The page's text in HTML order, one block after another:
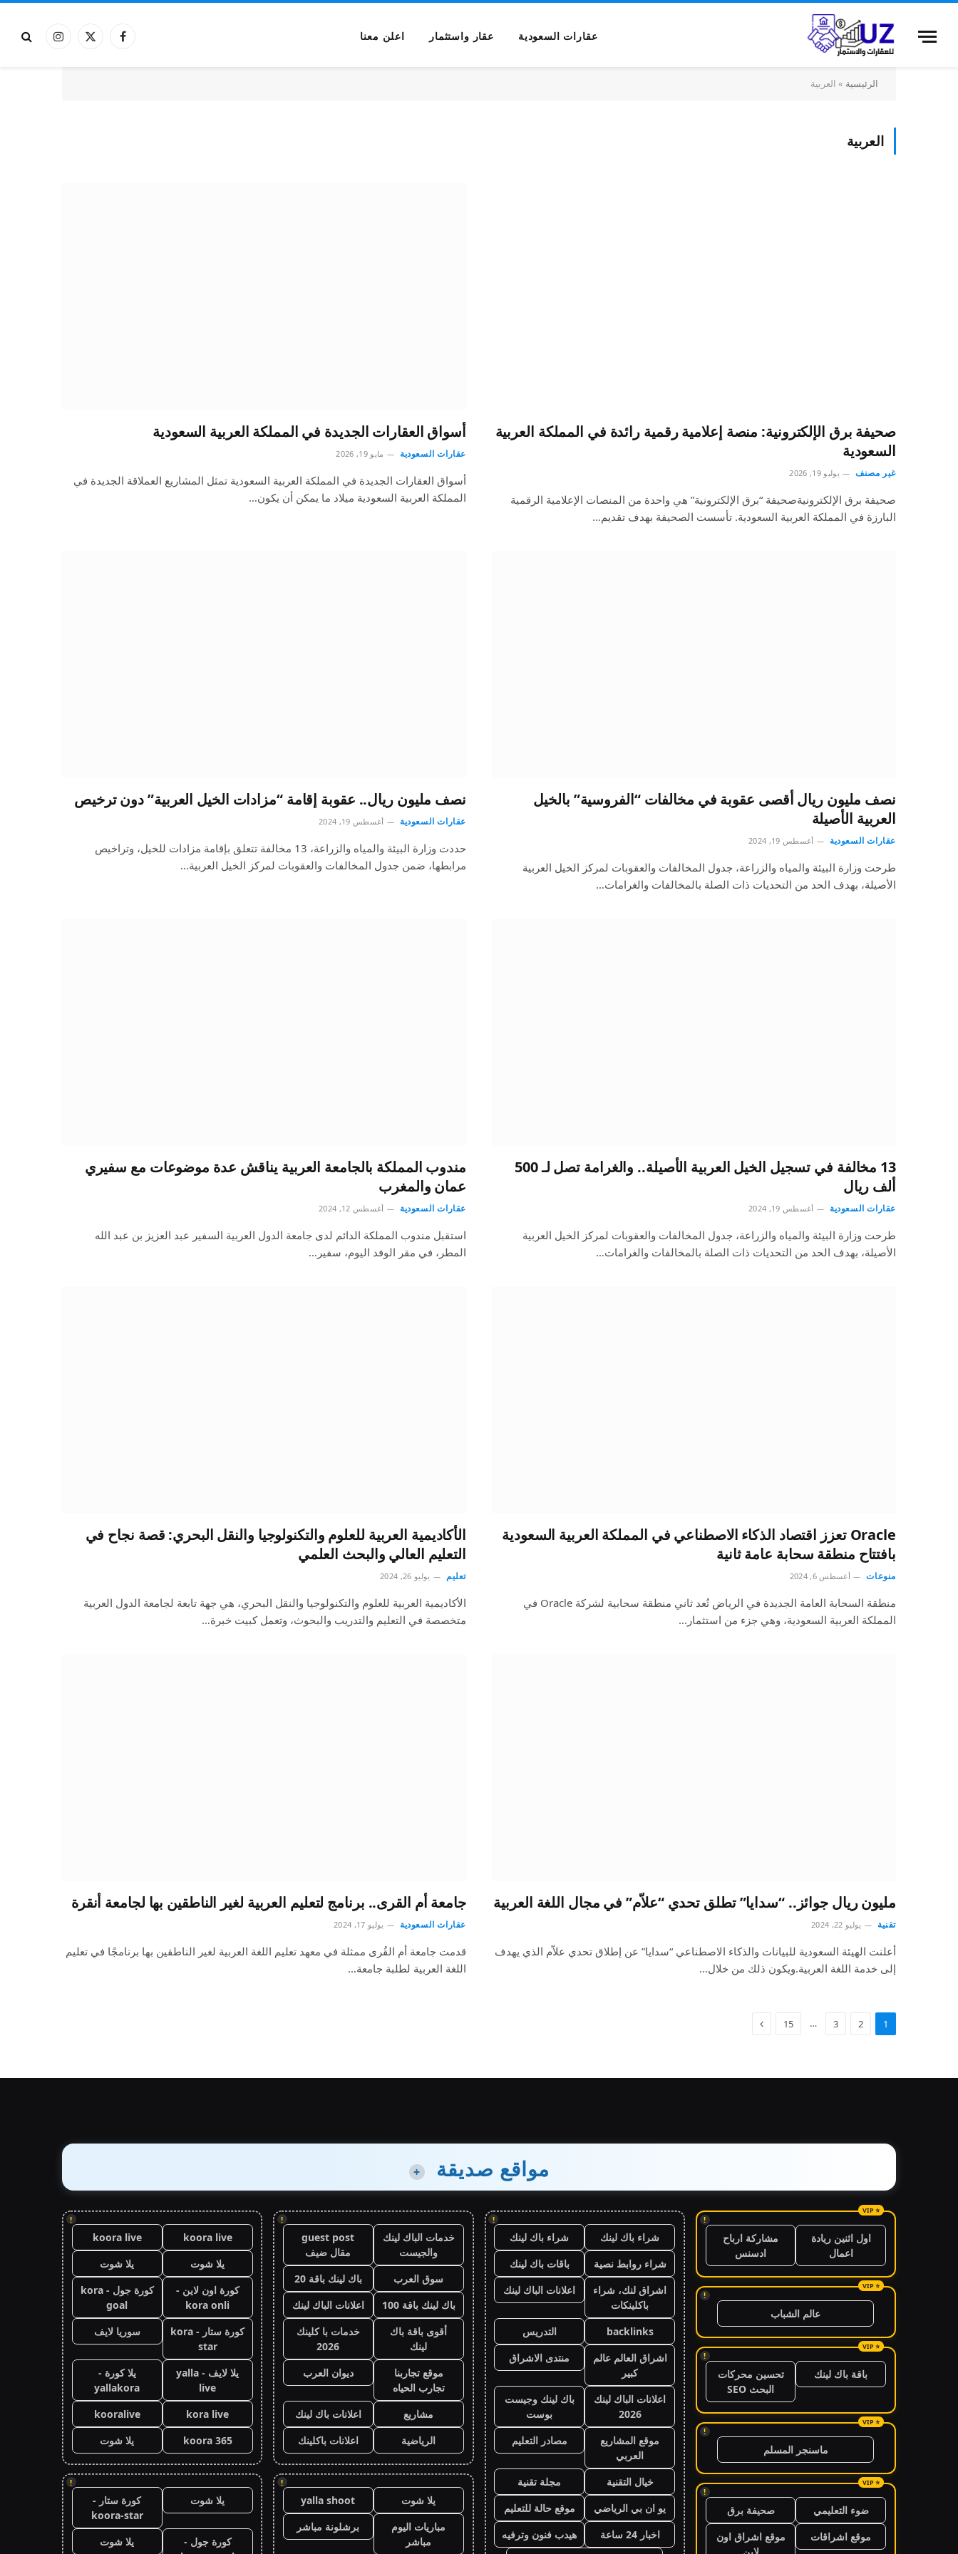
عقارات السعودية عقار واستثمار اعلن معنا فيسبوكX
الانستغرام
الرئيسية » العربية
العربية
صحيفة برق الإلكترونية: منصة إعلامية رقمية رائدة في المملكة العربية
السعودية
غير مصنف يوليو 19, 2026
صحيفة برق الإلكترونيةصحيفة “برق الإلكترونية” هي واحدة من المنصات الإعلامية الرقمية
البارزة في المملكة العربية السعودية. تأسست الصحيفة بهدف تقديم…
أسواق العقارات الجديدة في المملكة العربية السعودية
عقارات السعودية مايو 19, 2026
أسواق العقارات الجديدة في المملكة العربية السعودية تمثل المشاريع العملاقة الجديدة في
المملكة العربية السعودية ميلاد ما يمكن أن يكون…
نصف مليون ريال أقصى عقوبة في مخالفات “الفروسية” بالخيل
العربية الأصيلة
عقارات السعودية أغسطس 19, 2024
طرحت وزارة البيئة والمياه والزراعة، جدول المخالفات والعقوبات لمركز الخيل العربية
الأصيلة، بهدف الحد من التحديات ذات الصلة بالمخالفات والغرامات…
نصف مليون ريال.. عقوبة إقامة “مزادات الخيل العربية” دون ترخيص
عقارات السعودية أغسطس 19, 2024
حددت وزارة البيئة والمياه والزراعة، 13 مخالفة تتعلق بإقامة مزادات للخيل، وتراخيص
مرابطها، ضمن جدول المخالفات والعقوبات لمركز الخيل العربية…
13 مخالفة في تسجيل الخيل العربية الأصيلة.. والغرامة تصل لـ 500
ألف ريال
عقارات السعودية أغسطس 19, 2024
طرحت وزارة البيئة والمياه والزراعة، جدول المخالفات والعقوبات لمركز الخيل العربية
الأصيلة، بهدف الحد من التحديات ذات الصلة بالمخالفات والغرامات…
مندوب المملكة بالجامعة العربية يناقش عدة موضوعات مع سفيري
عمان والمغرب
عقارات السعودية أغسطس 12, 2024
استقبل مندوب المملكة الدائم لدى جامعة الدول العربية السفير عبد العزيز بن عبد الله
المطر، في مقر الوفد اليوم، سفير…
Oracle تعزز اقتصاد الذكاء الاصطناعي في المملكة العربية السعودية
بافتتاح منطقة سحابة عامة ثانية
منوعات أغسطس 6, 2024
منطقة السحابة العامة الجديدة في الرياض تُعد ثاني منطقة سحابية لشركة Oracle في
المملكة العربية السعودية، وهي جزء من استثمار…
الأكاديمية العربية للعلوم والتكنولوجيا والنقل البحري: قصة نجاح في
التعليم العالي والبحث العلمي
تعليم يوليو 26, 2024
الأكاديمية العربية للعلوم والتكنولوجيا والنقل البحري، هي جهة تابعة لجامعة الدول العربية
متخصصة في التعليم والتدريب والبحوث، وتعمل كبيت خبرة…
مليون ريال جوائز.. “سدايا” تطلق تحدي “علاّم” في مجال اللغة العربية
تقنية يوليو 22, 2024
أعلنت الهيئة السعودية للبيانات والذكاء الاصطناعي “سدايا” عن إطلاق تحدي علاّم الذي يهدف
إلى خدمة اللغة العربية.ويكون ذلك من خلال…
جامعة أم القرى.. برنامج لتعليم العربية لغير الناطقين بها لجامعة أنقرة
عقارات السعودية يوليو 17, 2024
قدمت جامعة أم القُرى ممثلة في معهد تعليم اللغة العربية لغير الناطقين بها برنامجًا في تعليم
اللغة العربية لطلبة جامعة…
1
2
3
…
15
مواقع صديقة +
!
اول اثنين ريادة
اعمال
مشاركة ارباح
ادسنس
!
عالم الشباب
!
باقة باك لينك
تحسين محركات
البحث SEO
!
ماسنجر المسلم
!
ضوء التعليمي
صحيفة برق
موقع اشراقات
موقع اشراق اون
لاين
!
شراء باك لينك
شراء باك لينك
شراء روابط نصية
باقات باك لينك
اشراق لنك، شراء
باكلينكات
اعلانات الباك لينك
backlinks
التدريس
اشراق العالم عالم
كبير
منتدى الاشراق
اعلانات الباك لينك
2026
باك لينك وجيست
بوست
موقع المشاريع
العربي
مصادر التعليم
خيال التقنية
مجلة تقنية
يو ان بي الرياضي
موقع حالة للتعليم
اخبار 24 ساعة
هيدب فنون وترفيه
!
خدمات الباك لينك
والجيست
guest post
مقال ضيف
سوق العرب
باك لينك باقة 20
باك لينك باقة 100
اعلانات الباك لينك
أقوى باقة باك
لينك
خدمات با كلينك
2026
موقع تجاربنا
تجارب الحياه
ديوان العرب
مشاريع
اعلانات باك لينك
الرياضية
اعلانات باكلينك
!
يلا شوت
yalla shoot
مباريات اليوم
مباشر
برشلونة مباشر
!
koora live
koora live
يلا شوت
يلا شوت
كورة اون لاين -
kora onli
كورة جول - kora
goal
كورة ستار - kora
star
سوريا لايف
يلا لايف - yalla
live
يلا كورة -
yallakora
kora live
kooralive
koora 365
يلا شوت
!
يلا شوت
كورة ستار -
koora-star
كورة جول -
يلا شوت